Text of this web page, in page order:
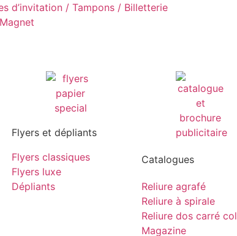
d’invitation / Tampons / Billetterie
Flyers et dépliants
Flyers classiques
Flyers luxe
Dépliants
Catalogues
Reliure agrafé
Reliure à spirale
Reliure dos carré
Magazine